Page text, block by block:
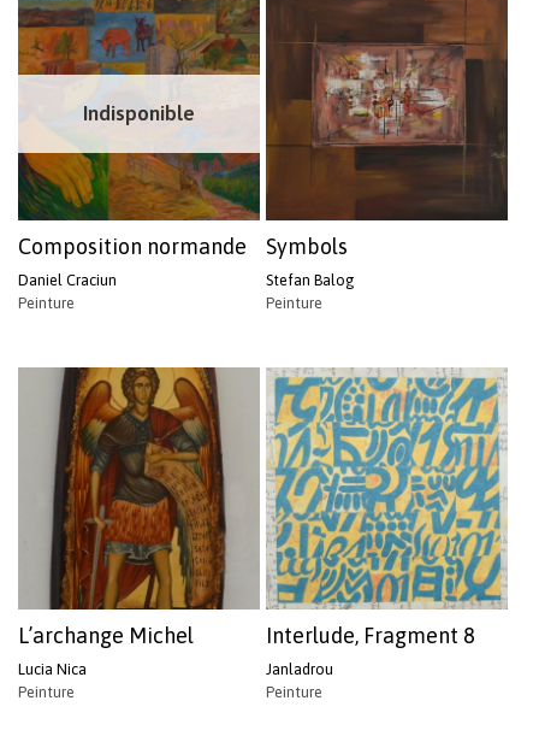
Indisponible
Composition normande
Daniel Craciun
Peinture
Symbols
Stefan Balog
Peinture
L’archange Michel
Lucia Nica
Peinture
Interlude, Fragment 8
Janladrou
Peinture